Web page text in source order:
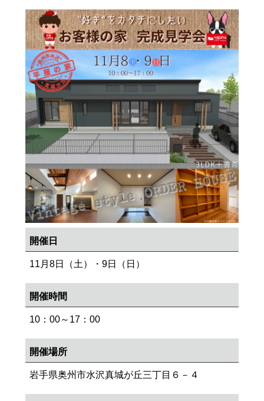
開催日
11月8日（土）・9日（日）
開催時間
10：00～17：00
開催場所
岩手県奥州市水沢真城が丘三丁目６－４